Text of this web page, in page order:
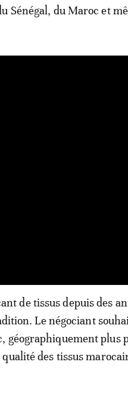
Sénégal, du Maroc et
de tissus depuis des
Le négociant
géographiquement plus
des tissus